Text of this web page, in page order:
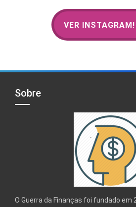
VER INSTAGRAM!
Sobre
O Guerra da Finanças foi fundado em